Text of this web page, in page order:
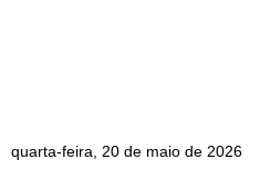
quarta-feira, 20 de maio de 2026